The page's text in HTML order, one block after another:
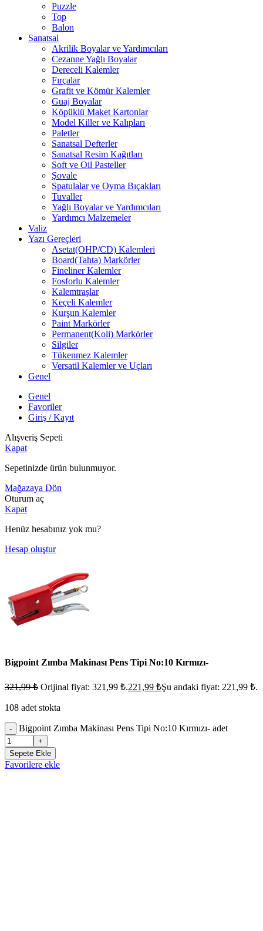
Puzzle
Top
Balon
Sanatsal
Akrilik Boyalar ve Yardımcıları
Cezanne Yağlı Boyalar
Dereceli Kalemler
Fırçalar
Grafit ve Kömür Kalemler
Guaj Boyalar
Köpüklü Maket Kartonlar
Model Killer ve Kalıpları
Paletler
Sanatsal Defterler
Sanatsal Resim Kağıtları
Soft ve Oil Pasteller
Şovale
Spatulalar ve Oyma Bıçakları
Tuvaller
Yağlı Boyalar ve Yardımcıları
Yardımcı Malzemeler
Valiz
Yazı Gereçleri
Asetat(OHP/CD) Kalemleri
Board(Tahta) Markörler
Fineliner Kalemler
Fosforlu Kalemler
Kalemtraşlar
Keçeli Kalemler
Kurşun Kalemler
Paint Markörler
Permanent(Koli) Markörler
Silgiler
Tükenmez Kalemler
Versatil Kalemler ve Uçları
Genel
Genel
Favoriler
Giriş / Kayıt
Alışveriş Sepeti
Kapat
Sepetinizde ürün bulunmuyor.
Mağazaya Dön
Oturum aç
Kapat
Henüz hesabınız yok mu?
Hesap oluştur
Bigpoint Zımba Makinası Pens Tipi No:10 Kırmızı-
321,99₺ Orijinal fiyat: 321,99 ₺.221,99 ₺Şu andaki fiyat: 221,99 ₺.
108 adet stokta
- Bigpoint Zımba Makinası Pens Tipi No:10 Kırmızı- adet
+
Sepete Ekle
Favorilere ekle